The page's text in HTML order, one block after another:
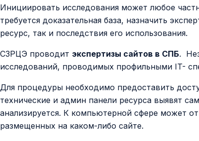
Инициировать исследования может любое
требуется доказательная база, назначить
ресурс, так и последствия его использования.
СЗРЦЭ проводит экспертизы сайтов в СПБ.
исследований, проводимых профильными IT-
Для процедуры необходимо предоставить
технические и админ панели ресурса выявят
анализируется. К компьютерной сфере может
размещенных на каком-либо сайте.